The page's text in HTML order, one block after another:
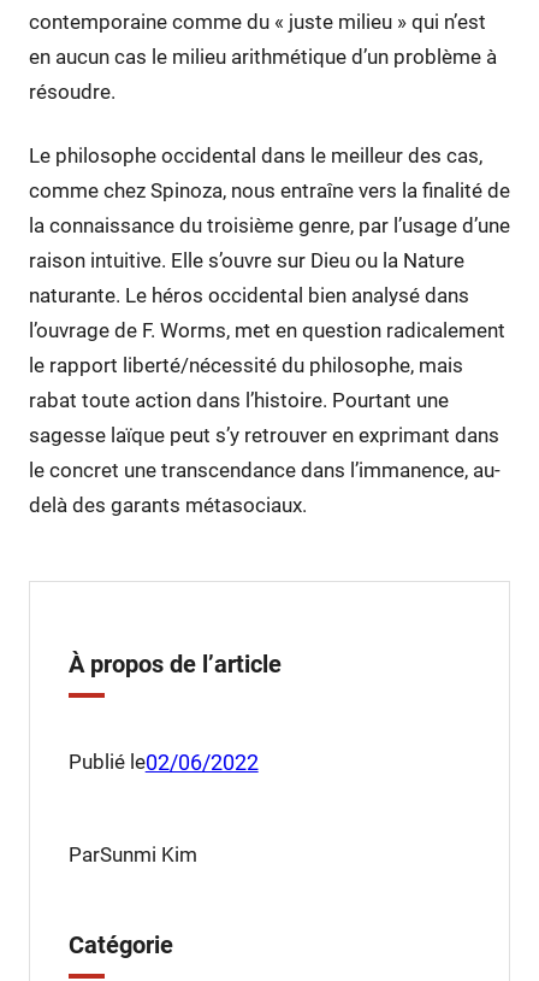
contemporaine comme du « juste milieu » qui n’est
en aucun cas le milieu arithmétique d’un problème à
résoudre.
Le philosophe occidental dans le meilleur des cas,
comme chez Spinoza, nous entraîne vers la finalité de
la connaissance du troisième genre, par l’usage d’une
raison intuitive. Elle s’ouvre sur Dieu ou la Nature
naturante. Le héros occidental bien analysé dans
l’ouvrage de F. Worms, met en question radicalement
le rapport liberté/nécessité du philosophe, mais
rabat toute action dans l’histoire. Pourtant une
sagesse laïque peut s’y retrouver en exprimant dans
le concret une transcendance dans l’immanence, au-
delà des garants métasociaux.
À propos de l’article
Publié le02/06/2022
ParSunmi Kim
Catégorie